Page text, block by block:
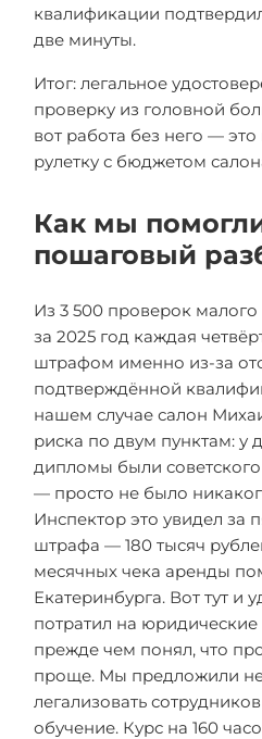
квалификации
две минуты.
Итог: легальное
проверку из головной
вот работа без него — это
рулетку с бюджетом
Как мы
пошаговый
Из 3 500 проверок малого
за 2025 год каждая
штрафом именно из-за
подтверждённой
нашем случае салон
риска по двум пунктам: у
дипломы были советского
— просто не было
Инспектор это увидел за
штрафа — 180 тысяч
месячных чека аренды
Екатеринбурга. Вот тут и
потратил на юридические
прежде чем понял, что
проще. Мы предложили не
легализовать
обучение. Курс на 160